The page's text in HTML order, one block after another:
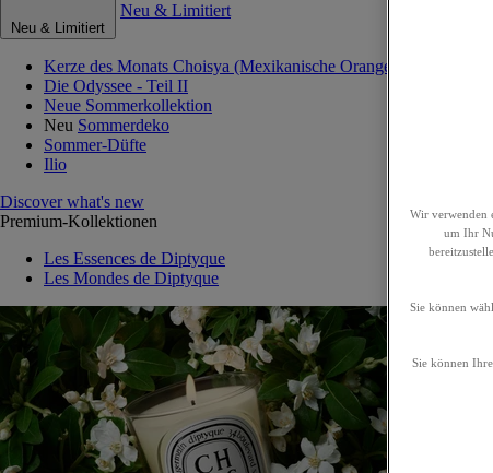
Neu & Limitiert
Neu & Limitiert
Kerze des Monats Choisya (Mexikanische Orangenblume)
Die Odyssee - Teil II
Neue Sommerkollektion
Neu Sommerdeko
Sommer-Düfte
Ilio
Discover what's new
Premium-Kollektionen
Les Essences de Diptyque
Les Mondes de Diptyque
Wir verwenden
um Ihr
Sie können
Sie können